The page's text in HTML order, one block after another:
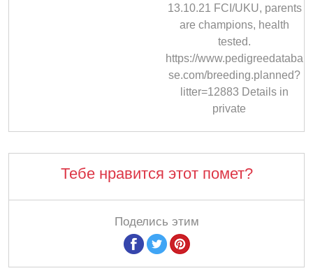
13.10.21 FCI/UKU, parents
are champions, health
tested.
https://www.pedigreedataba
se.com/breeding.planned?
litter=12883 Details in
private
Тебе нравится этот помет?
Поделись этим